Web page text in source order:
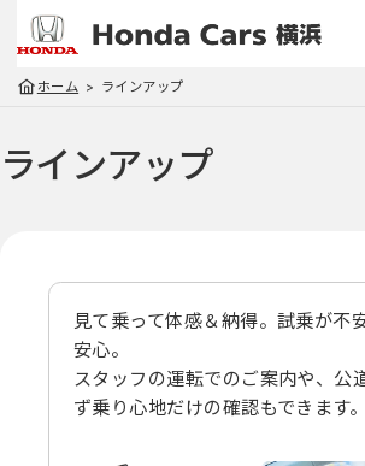
ホーム ラインアップ
ラインアップ
見て乗って体感＆納得。試乗が不
安心。
スタッフの運転でのご案内や、 公
ず乗り心地だけの確認もできます。